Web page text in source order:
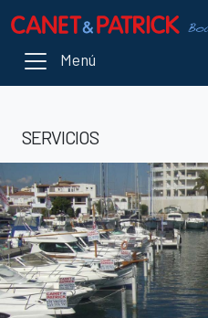
Menú
SERVICIOS